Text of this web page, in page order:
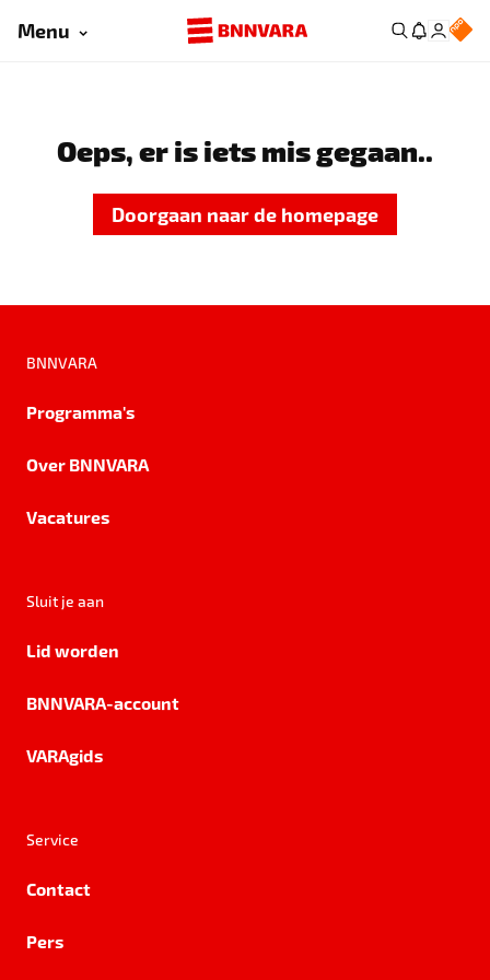
Menu
Oeps, er is iets mis gegaan..
Doorgaan naar de homepage
BNNVARA
Programma's
Over BNNVARA
Vacatures
Sluit je aan
Lid worden
BNNVARA-account
VARAgids
Service
Contact
Pers